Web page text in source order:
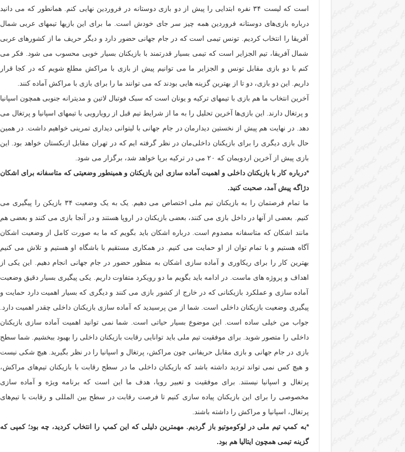
است که لیست ۳۴ نفره ابتدایی را پیش از دو بازی دوستانه در فروردین نهایی کنم. همانطور که می دانید
درباره بازی‌های دوستانه فروردین همه چیز سر جای خودش است. ما برای این بازیها تیمهای عربی شمال
آفریقا را انتخاب کردیم. تونس تیمی است که در جام جهانی حضور دارد و دیگر حریف ما از کشورهای عربی
شمال آفریقا، تیم الجزایر است که تیمی بسیار قدرتمند با بازیکنان بسیار خوبی محسوب می شود. فکر می
کنم با دو بازی مقابل تونس و الجزایر ما می توانیم پیش از بازی با مراکش مطلع شویم که در کجا قرار
داریم. این دو بازی، دو تا از بهترین گزینه هایی بودند که می توانند ما را برای بازی با مراکش آماده کنند.
آخرین انتخاب ما هم بازی با تیمهای ترکیه و یونان است که سبک فوتبال لاتین و مدیترانه جنوبی همچون اسپانیا
و پرتغال دارند. این بازی‌ها آخرین تحلیل را به ما از شرایط تیم قبل از رویارویی با تیمهای اسپانیا و پرتغال می
دهد. در نهایت هم پیش از نخستین دیدارمان در جام جهانی با لیتوانی دیداری تمرینی خواهیم داشت. در همین
حال بازی دیگری را برای بازیکنان داخلی‌مان در نظر گرفته ایم که در تهران مقابل ازبکستان خواهد بود. این
بازی پیش از آخرین اردویمان که ۲۰ می در ترکیه برپا خواهد شد، برگزار می شود.
*درباره کار با بازیکنان داخلی و اهمیت آماده سازی این بازیکنان و همینطور وضعیتی که متاسفانه برای اشکان
دژاگه پیش آمد، صحبت کنید.
ما تمام فرصتمان را به بازیکنان تیم ملی اختصاص می دهیم. یک به یک وضعیت ۳۴ بازیکن را پیگیری می
کنیم. بعضی از آنها در داخل بازی می کنند، بعضی بازیکنان در اروپا هستند و در آنجا بازی می کنند و بعضی هم
مانند اشکان که متاسفانه مصدوم است. درباره اشکان باید بگویم که ما به صورت کامل از وضعیت اشکان
آگاه هستیم و با تمام توان از او حمایت می کنیم. در همکاری مستقیم با باشگاه او هستیم و تلاش می کنیم
بهترین کار را برای ریکاوری و آماده سازی اشکان به منظور حضور در جام جهانی انجام دهیم. این یکی از
اهداف و پروژه های ماست. در ادامه باید بگویم ما دو رویکرد متفاوت داریم. یکی پیگیری بسیار دقیق وضعیت
آماده سازی و عملکرد بازیکنانی که در خارج از کشور بازی می کنند و دیگری که بسیار اهمیت دارد حمایت و
پیگیری وضعیت بازیکنان داخلی است. شما از من پرسیدید که آماده سازی بازیکنان داخلی چقدر اهمیت دارد.
جواب من خیلی ساده است. این موضوع بسیار حیاتی است. شما نمی توانید اهمیت آماده سازی بازیکنان
داخلی را متصور شوید. برای موفقیت تیم ملی باید توانایی رقابت بازیکنان داخلی را بهبود ببخشیم. شما سطح
بازی در جام جهانی و بازی مقابل حریفانی چون مراکش، پرتغال و اسپانیا را در نظر بگیرید. هیچ شکی نیست
و هیچ کس نمی تواند تردید داشته باشد که بازیکنان داخلی ما در سطح رقابت با بازیکنان تیم‌های مراکش،
پرتغال و اسپانیا نیستند. برای موفقیت و تعبیر رویا، هدف ما این است که برنامه ویژه و آماده سازی
مخصوصی را برای این بازیکنان پیاده سازی کنیم تا فرصت رقابت در سطح بین المللی و رقابت با تیم‌های
پرتغال، اسپانیا و مراکش را داشته باشند.
*به کمپ تیم ملی در لوکوموتیو باز گردیم. مهمترین دلیلی که این کمپ را انتخاب کردید، چه بود؛ کمپی که
گزینه تیمی همچون ایتالیا هم بود.